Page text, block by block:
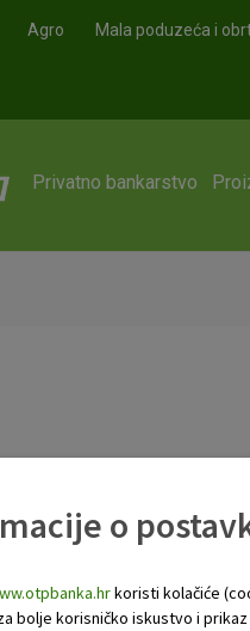
Agro Mala poduzeća i
Privatno bankarstvo
10 2020.pdf
banke
o
koristi kolačiće
bolje korisničko iskustvo i